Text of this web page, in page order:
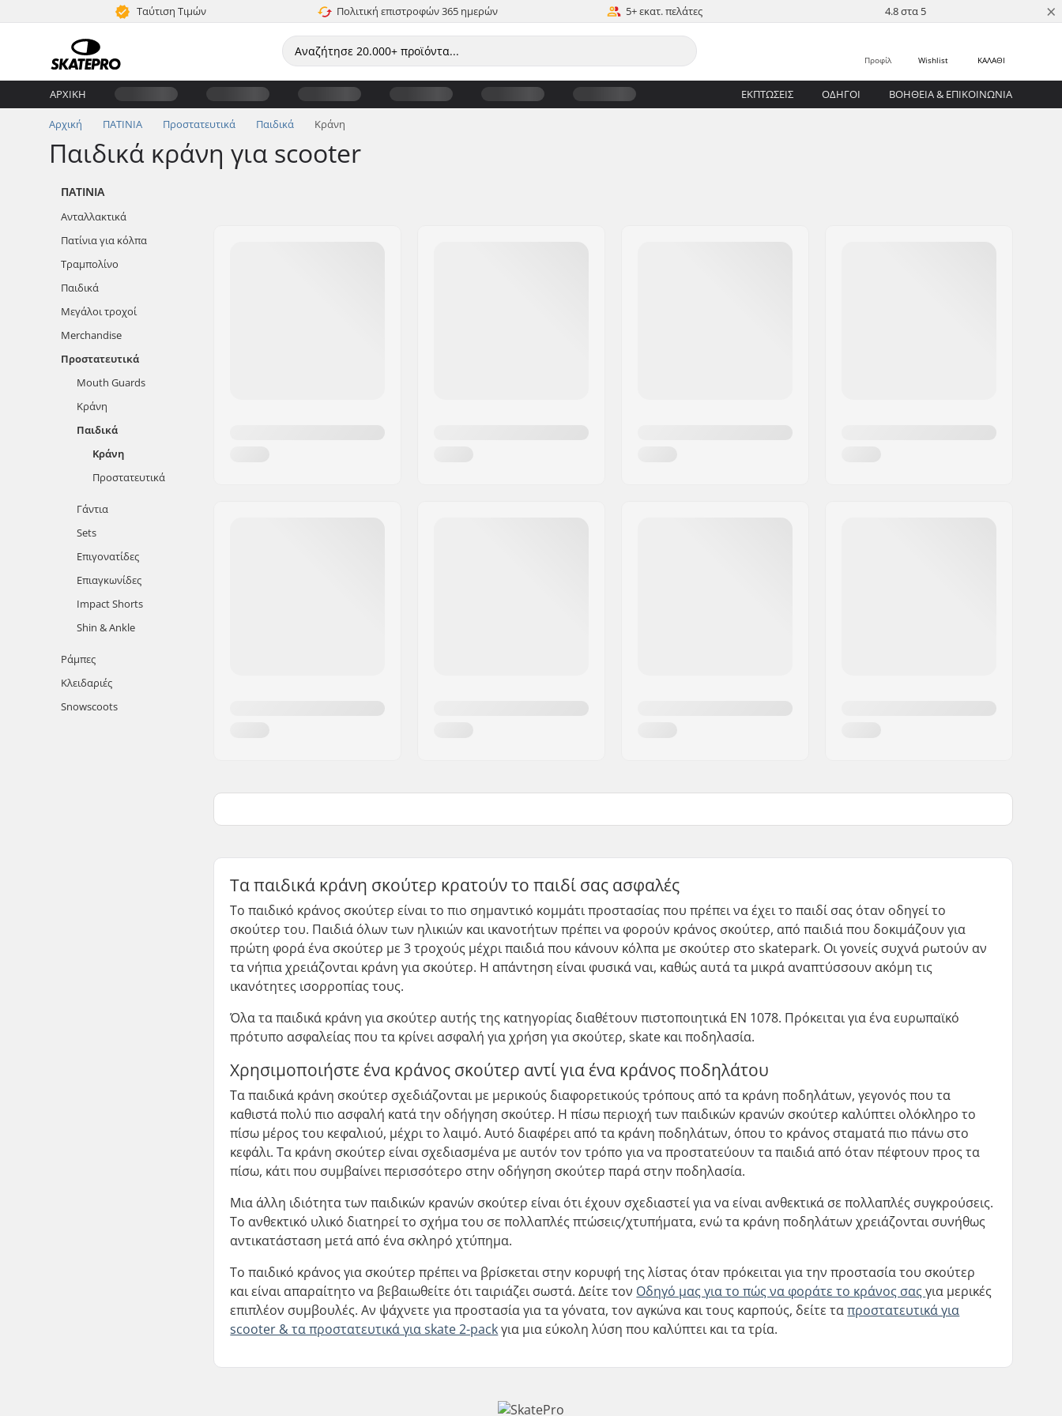
Ταύτιση Τιμών Πολιτική επιστροφών 365 ημερών 5+ εκατ. πελάτες 4.8 στα 5 ×
ΚΑΛΑΘΙ
Wishlist
Προφίλ
ΑΡΧΙΚΉ ΕΚΠΤΩΣΕΙΣ ΟΔΗΓΟΊ ΒΟΉΘΕΙΑ & ΕΠΙΚΟΙΝΩΝΊΑ
Αρχική ΠΑΤΙΝΙΑ Προστατευτικά Παιδικά Κράνη
Παιδικά κράνη για scooter
ΠΑΤΙΝΙΑ
Ανταλλακτικά
Πατίνια για κόλπα
Τραμπολίνο
Παιδικά
Μεγάλοι τροχοί
Merchandise
Προστατευτικά
Mouth Guards
Κράνη
Παιδικά
Κράνη
Προστατευτικά
Γάντια
Sets
Επιγονατίδες
Επιαγκωνίδες
Impact Shorts
Shin & Ankle
Ράμπες
Κλειδαριές
Snowscoots
Τα παιδικά κράνη σκούτερ κρατούν το παιδί σας ασφαλές
Το παιδικό κράνος σκούτερ είναι το πιο σημαντικό κομμάτι προστασίας που πρέπει να έχει το παιδί σας όταν οδηγεί το
σκούτερ του. Παιδιά όλων των ηλικιών και ικανοτήτων πρέπει να φορούν κράνος σκούτερ, από παιδιά που δοκιμάζουν για
πρώτη φορά ένα σκούτερ με 3 τροχούς μέχρι παιδιά που κάνουν κόλπα με σκούτερ στο skatepark. Οι γονείς συχνά ρωτούν αν
τα νήπια χρειάζονται κράνη για σκούτερ. Η απάντηση είναι φυσικά ναι, καθώς αυτά τα μικρά αναπτύσσουν ακόμη τις
ικανότητες ισορροπίας τους.
Όλα τα παιδικά κράνη για σκούτερ αυτής της κατηγορίας διαθέτουν πιστοποιητικά EN 1078. Πρόκειται για ένα ευρωπαϊκό
πρότυπο ασφαλείας που τα κρίνει ασφαλή για χρήση για σκούτερ, skate και ποδηλασία.
Χρησιμοποιήστε ένα κράνος σκούτερ αντί για ένα κράνος ποδηλάτου
Τα παιδικά κράνη σκούτερ σχεδιάζονται με μερικούς διαφορετικούς τρόπους από τα κράνη ποδηλάτων, γεγονός που τα
καθιστά πολύ πιο ασφαλή κατά την οδήγηση σκούτερ. Η πίσω περιοχή των παιδικών κρανών σκούτερ καλύπτει ολόκληρο το
πίσω μέρος του κεφαλιού, μέχρι το λαιμό. Αυτό διαφέρει από τα κράνη ποδηλάτων, όπου το κράνος σταματά πιο πάνω στο
κεφάλι. Τα κράνη σκούτερ είναι σχεδιασμένα με αυτόν τον τρόπο για να προστατεύουν τα παιδιά από όταν πέφτουν προς τα
πίσω, κάτι που συμβαίνει περισσότερο στην οδήγηση σκούτερ παρά στην ποδηλασία.
Μια άλλη ιδιότητα των παιδικών κρανών σκούτερ είναι ότι έχουν σχεδιαστεί για να είναι ανθεκτικά σε πολλαπλές συγκρούσεις.
Το ανθεκτικό υλικό διατηρεί το σχήμα του σε πολλαπλές πτώσεις/χτυπήματα, ενώ τα κράνη ποδηλάτων χρειάζονται συνήθως
αντικατάσταση μετά από ένα σκληρό χτύπημα.
Το παιδικό κράνος για σκούτερ πρέπει να βρίσκεται στην κορυφή της λίστας όταν πρόκειται για την προστασία του σκούτερ
και είναι απαραίτητο να βεβαιωθείτε ότι ταιριάζει σωστά. Δείτε τον Οδηγό μας για το πώς να φοράτε το κράνος σαςγια μερικές
επιπλέον συμβουλές. Αν ψάχνετε για προστασία για τα γόνατα, τον αγκώνα και τους καρπούς, δείτε ταπροστατευτικά για
scooter & τα προστατευτικά για skate 2-packγια μια εύκολη λύση που καλύπτει και τα τρία.